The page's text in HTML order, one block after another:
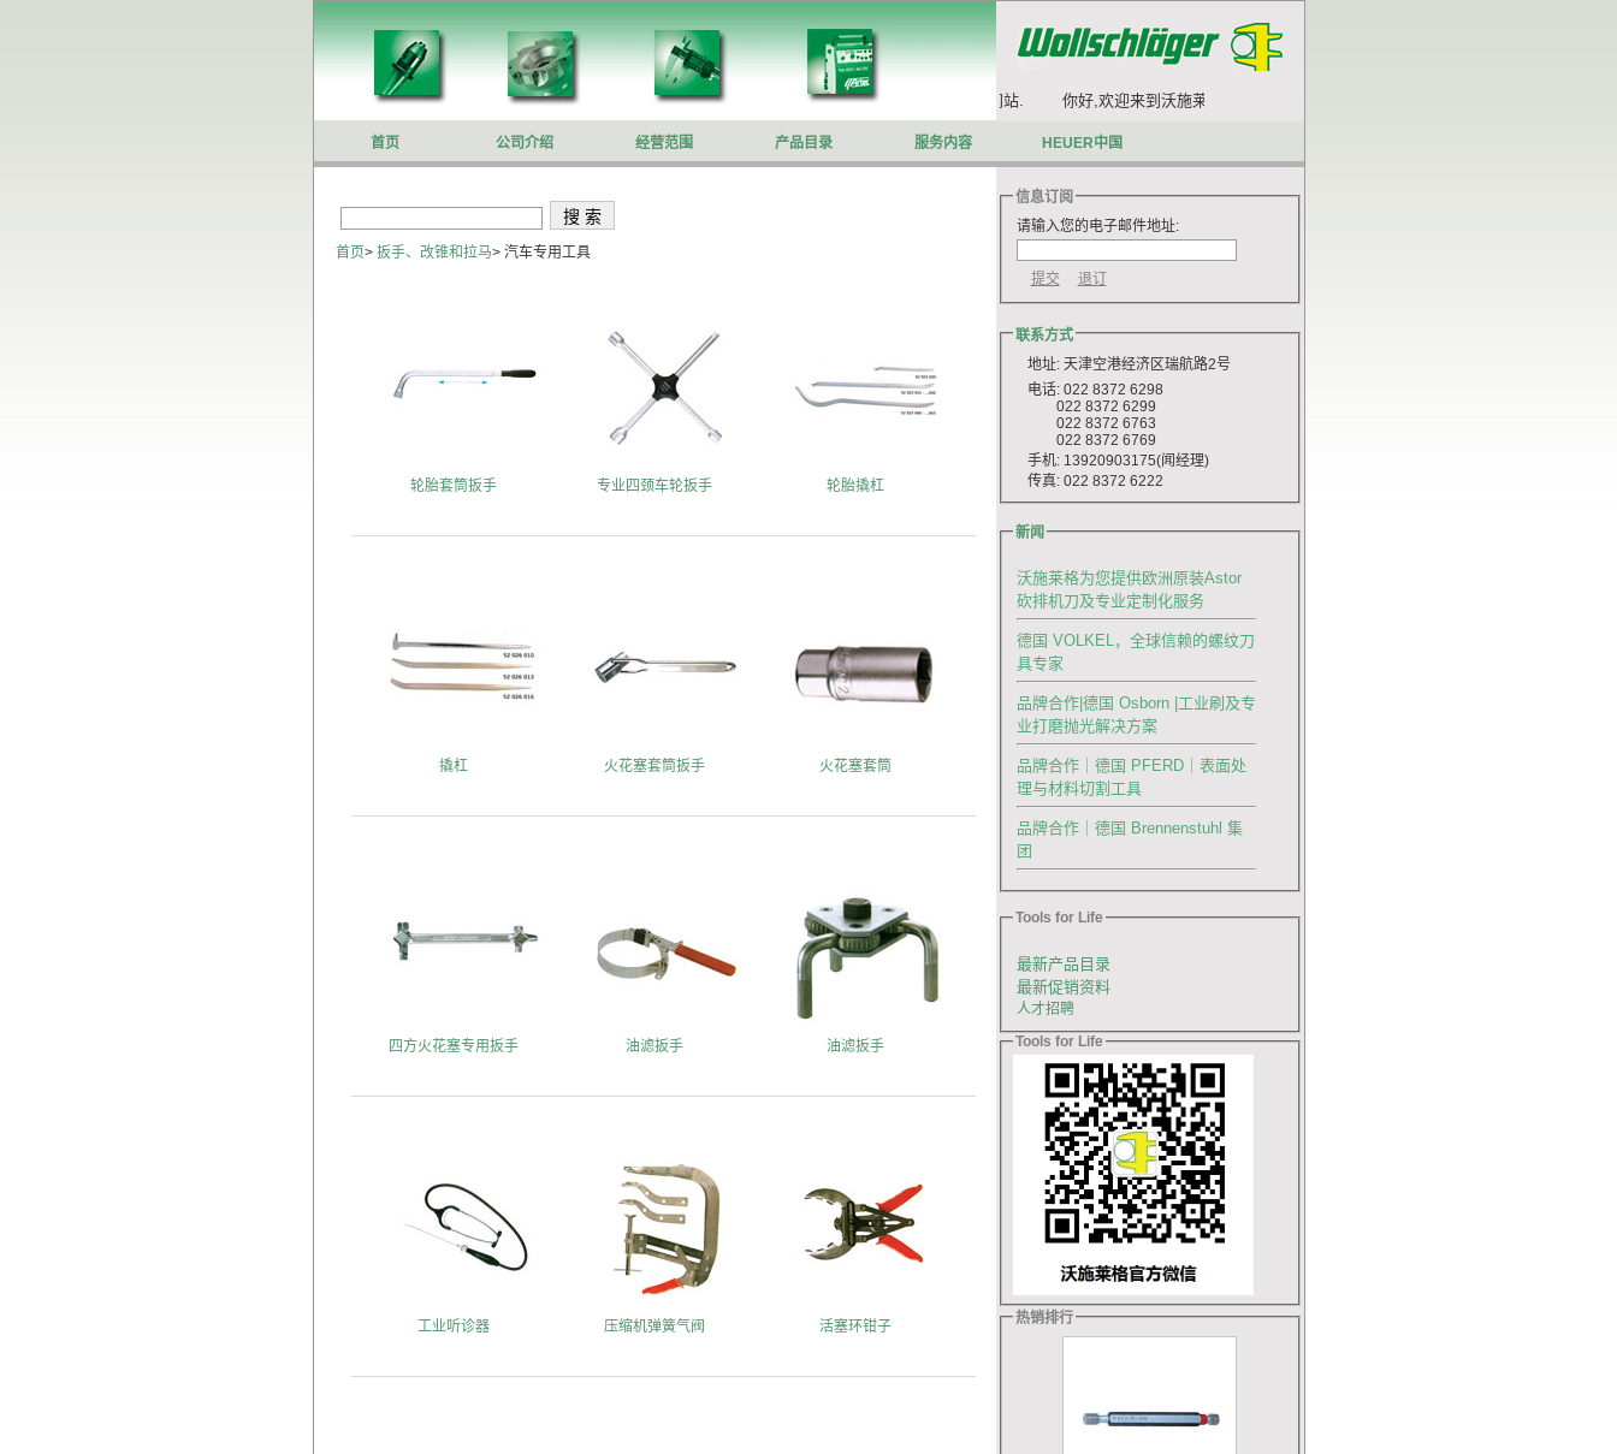
你好,欢迎来到沃施莱格网站. 你好,欢迎来到沃施莱格网站.
首页 公司介绍 经营范围 产品目录 服务内容 HEUER中国
首页> 扳手、改锥和拉马> 汽车专用工具
轮胎套筒扳手 专业四颈车轮扳手 轮胎撬杠
撬杠 火花塞套筒扳手 火花塞套筒
四方火花塞专用扳手 油滤扳手 油滤扳手
工业听诊器 压缩机弹簧气阀 活塞环钳子
信息订阅
请输入您的电子邮件地址:
联系方式
地址: 天津空港经济区瑞航路2号
电话: 022 8372 6298
022 8372 6299
022 8372 6763
022 8372 6769
手机: 13920903175(闻经理)
传真: 022 8372 6222
新闻
沃施莱格为您提供欧洲原装Astor
砍排机刀及专业定制化服务
德国 VOLKEL，全球信赖的螺纹刀
具专家
品牌合作|德国 Osborn |工业刷及专
业打磨抛光解决方案
品牌合作｜德国 PFERD｜表面处
理与材料切割工具
品牌合作｜德国 Brennenstuhl 集
团
Tools for Life
最新产品目录
最新促销资料
人才招聘
Tools for Life
热销排行